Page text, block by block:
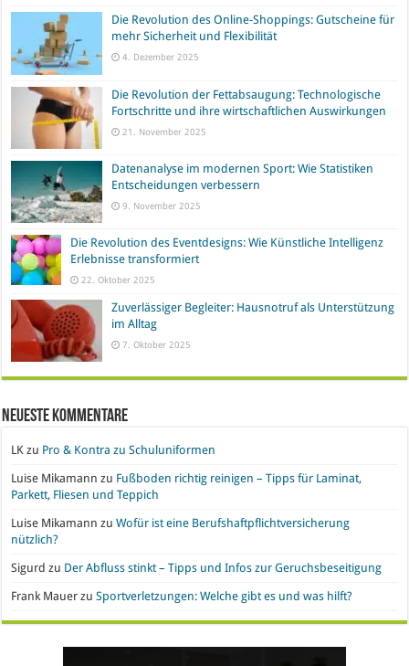
Die Revolution des Online-Shoppings: Gutscheine für
mehr Sicherheit und Flexibilität
4. Dezember 2025
Die Revolution der Fettabsaugung: Technologische
Fortschritte und ihre wirtschaftlichen Auswirkungen
21. November 2025
Datenanalyse im modernen Sport: Wie Statistiken
Entscheidungen verbessern
9. November 2025
Die Revolution des Eventdesigns: Wie Künstliche Intelligenz
Erlebnisse transformiert
22. Oktober 2025
Zuverlässiger Begleiter: Hausnotruf als Unterstützung
im Alltag
7. Oktober 2025
Neueste Kommentare
LK zu Pro & Kontra zu Schuluniformen
Luise Mikamann zu Fußboden richtig reinigen – Tipps für Laminat,
Parkett, Fliesen und Teppich
Luise Mikamann zuWofür ist eine Berufshaftpflichtversicherung
nützlich?
Sigurd zu Der Abfluss stinkt – Tipps und Infos zur Geruchsbeseitigung
Frank Mauer zuSportverletzungen: Welche gibt es und was hilft?